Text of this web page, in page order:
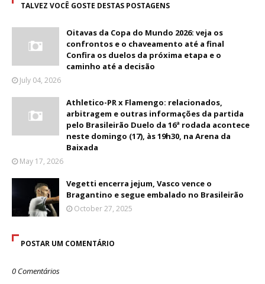
TALVEZ VOCÊ GOSTE DESTAS POSTAGENS
Oitavas da Copa do Mundo 2026: veja os
confrontos e o chaveamento até a final
Confira os duelos da próxima etapa e o
caminho até a decisão
July 04, 2026
Athletico-PR x Flamengo: relacionados,
arbitragem e outras informações da partida
pelo Brasileirão Duelo da 16ª rodada acontece
neste domingo (17), às 19h30, na Arena da
Baixada
May 17, 2026
Vegetti encerra jejum, Vasco vence o
Bragantino e segue embalado no Brasileirão
October 27, 2025
POSTAR UM COMENTÁRIO
0 Comentários